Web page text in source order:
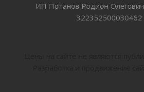
ИП Потанов Родион
322352500030462